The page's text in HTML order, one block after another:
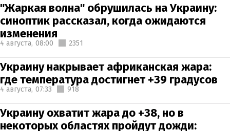
"Жаркая волна" обрушилась на Украину:
синоптик рассказал, когда ожидаются
изменения
4 августа, 08:00 2351
Украину накрывает африканская жара:
где температура достигнет +39 градусов
4 августа, 07:33 918
Украину охватит жара до +38, но в
некоторых областях пройдут дожди: